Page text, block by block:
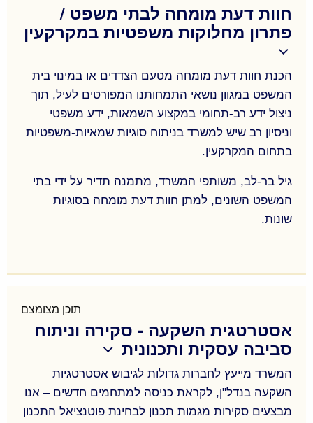
המשפיעות על הנכס עצמו או על נכסים גובלים, תכניות
לסלילת כבישים, ועוד….
פיצויי הפקעה- ליווי שמאי של בעלי זכויות הנפגעים
מהפקעת קרקעות מכל הסוגים, לעתים יחד ובהמשך
לתביעות ירידת ערך לפי 197 (כחלק מההליך
הדו-שלבי). הכנת חוות דעת לאומדן שווי הנכסים
המופקעים במטרה להגדיל את שיעורי הפיצוי וליווי שמאי
בניהול המו"מ מול הגופים המפקיעים – רכבת ישראל,
חוות דעת מומחה לבתי משפט /
פתרון מחלוקות משפטיות במקרקעין
הכנת חוות דעת מומחה מטעם הצדדים או במינוי בית
המשפט במגוון נושאי התמחותנו המפורטים לעיל, תוך
ניצול ידע רב-תחומי במקצוע השמאות, ידע משפטי
וניסיון רב שיש למשרד בניתוח סוגיות שמאיות-משפטיות
בתחום המקרקעין.
גיל בר-לב, משותפי המשרד, מתמנה תדיר על ידי בתי
המשפט השונים, למתן חוות דעת מומחה בסוגיות
שונות.
ניצול ידע רב-תחומי במקצוע השמאות, ידע משפטי
וניסיון רב שיש למשרד בניתוח סוגיות שמאיות-משפטיות
בתחום המקרקעין.
גיל בר-לב, משותפי המשרד, מתמנה תדיר על ידי בתי
המשפט השונים, למתן חוות דעת מומחה בסוגיות
שונות.
תוכן מצומצם
אסטרטגית השקעה - סקירה וניתוח
סביבה עסקית ותכנונית
המשרד מייעץ לחברות גדולות לגיבוש אסטרטגיות
השקעה בנדל"ן, לקראת כניסה למתחמים חדשים – אנו
מבצעים סקירות מגמות תכנון לבחינת פוטנציאל התכנון